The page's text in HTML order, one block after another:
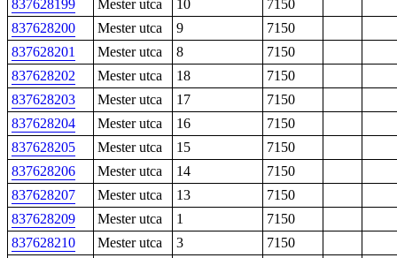
837628199
Mester utca 10
7150
837628200
Mester utca 9
7150
837628201
Mester utca 8
7150
837628202
Mester utca 18
7150
837628203
Mester utca 17
7150
837628204
Mester utca 16
7150
837628205
Mester utca 15
7150
837628206
Mester utca 14
7150
837628207
Mester utca 13
7150
837628209
Mester utca 1
7150
837628210
Mester utca 3
7150